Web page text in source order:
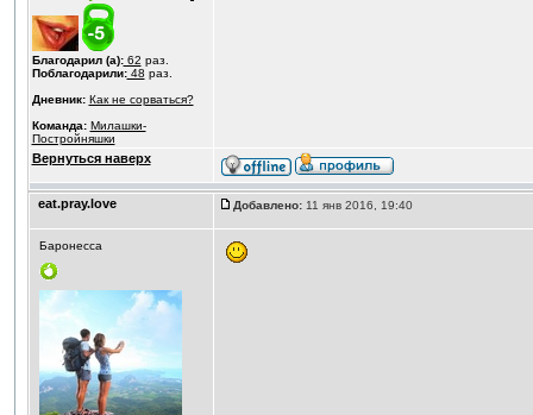
Благодарил (а):62 раз.
Поблагодарили:48 раз.
Дневник: Как не сорваться?
Команда: Милашки-
Постройняшки
Вернуться наверх
eat.pray.love Добавлено:11 янв 2016, 19:40
Баронесса